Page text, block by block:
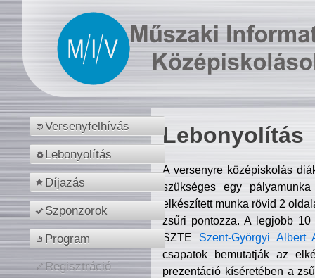
Versenyfelhívás
Lebonyolítás
Díjazás
Szponzorok
Program
Regisztráció
Lebonyolítás
A versenyre középiskolás
szükséges egy
elkészített munka rövid 2
zsűri pontozza. A legjobb
SZTE Szent-Györgyi Albert
csapatok bemutatják az
prezentáció kíséretében a